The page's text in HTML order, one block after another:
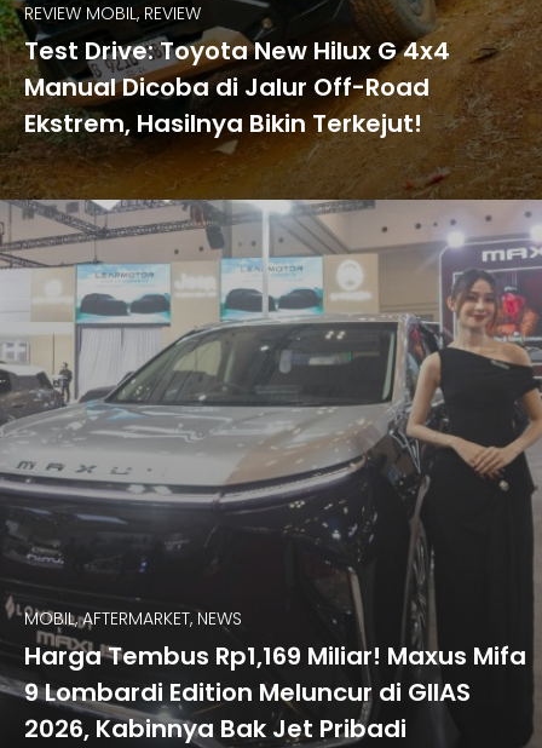
REVIEW MOBIL, REVIEW
Test Drive: Toyota New Hilux G 4x4
Manual Dicoba di Jalur Off-Road
Ekstrem, Hasilnya Bikin Terkejut!
MOBIL, AFTERMARKET, NEWS
Harga Tembus Rp1,169 Miliar! Maxus Mifa
9 Lombardi Edition Meluncur di GIIAS
2026, Kabinnya Bak Jet Pribadi